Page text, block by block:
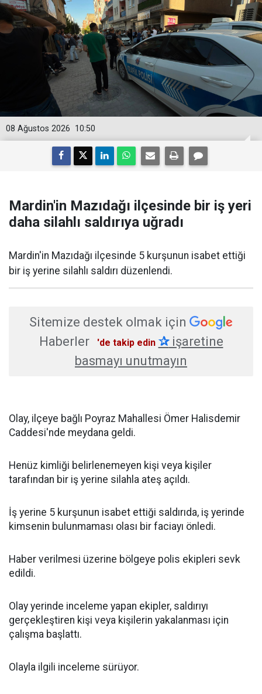
10:50
08 Ağustos 2026
Mardin'in Mazıdağı ilçesinde bir iş yeri
daha silahlı saldırıya uğradı
Mardin'in Mazıdağı ilçesinde 5 kurşunun isabet ettiği
bir iş yerine silahlı saldırı düzenlendi.
Sitemize destek olmak için
Haberler
'de takip edin ✰işaretine
basmayı unutmayın
Olay, ilçeye bağlı Poyraz Mahallesi Ömer Halisdemir
Caddesi'nde meydana geldi.
Henüz kimliği belirlenemeyen kişi veya kişiler
tarafından bir iş yerine silahla ateş açıldı.
İş yerine 5 kurşunun isabet ettiği saldırıda, iş yerinde
kimsenin bulunmaması olası bir faciayı önledi.
Haber verilmesi üzerine bölgeye polis ekipleri sevk
edildi.
Olay yerinde inceleme yapan ekipler, saldırıyı
gerçekleştiren kişi veya kişilerin yakalanması için
çalışma başlattı.
Olayla ilgili inceleme sürüyor.